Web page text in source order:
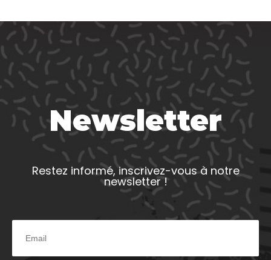
Newsletter
Restez informé, inscrivez-vous à notre
newsletter !